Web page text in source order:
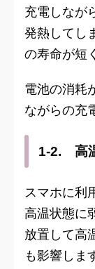
充電しなが
発熱してし
の寿命が短
電池の消耗
ながらの充
1-2. 高
スマホに利
高温状態に
放置して高
も影響しま